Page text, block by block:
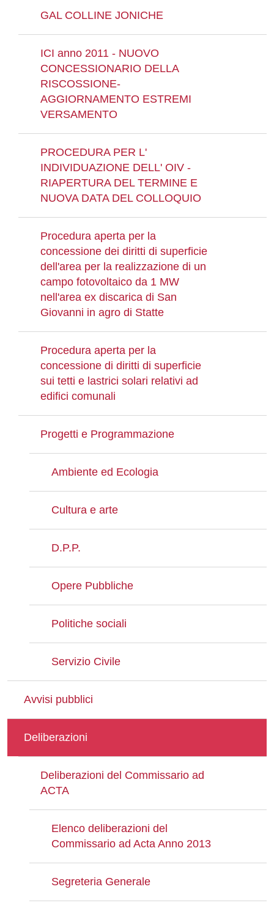
GAL COLLINE JONICHE
ICI anno 2011 - NUOVO
CONCESSIONARIO DELLA
RISCOSSIONE-
AGGIORNAMENTO ESTREMI
VERSAMENTO
PROCEDURA PER L'
INDIVIDUAZIONE DELL' OIV -
RIAPERTURA DEL TERMINE E
NUOVA DATA DEL COLLOQUIO
Procedura aperta per la
concessione dei diritti di superficie
dell'area per la realizzazione di un
campo fotovoltaico da 1 MW
nell'area ex discarica di San
Giovanni in agro di Statte
Procedura aperta per la
concessione di diritti di superficie
sui tetti e lastrici solari relativi ad
edifici comunali
Progetti e Programmazione
Ambiente ed Ecologia
Cultura e arte
D.P.P.
Opere Pubbliche
Politiche sociali
Servizio Civile
Avvisi pubblici
Deliberazioni
Deliberazioni del Commissario ad
ACTA
Elenco deliberazioni del
Commissario ad Acta Anno 2013
Segreteria Generale